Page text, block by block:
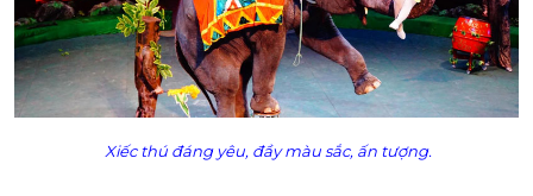
thành tiền mặt, không trả lại tiền thừa.
Không áp dụng đồng thời với chương trình
khuyến mại khác
Giá chưa bao gồm VAT. Khách hàng muốn lấy
Xiếc thú đáng yêu, đầy màu sắc, ấn tượng.